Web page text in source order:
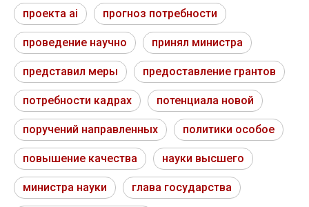
проекта ai прогноз потребности
проведение научно принял министра
представил меры предоставление грантов
потребности кадрах потенциала новой
поручений направленных политики особое
повышение качества науки высшего
министра науки глава государства